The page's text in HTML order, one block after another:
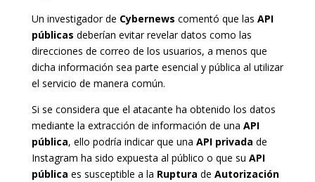
Un investigador de Cybernews comentó que las API
públicas deberían evitar revelar datos como las
direcciones de correo de los usuarios, a menos que
dicha información sea parte esencial y pública al utilizar
el servicio de manera común.
Si se considera que el atacante ha obtenido los datos
mediante la extracción de información de una API
pública, ello podría indicar que una API privada de
Instagram ha sido expuesta al público o que su API
pública es susceptible a la Ruptura de Autorización